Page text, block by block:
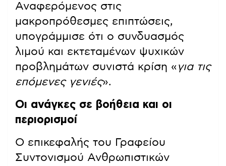
Αναφερόμενος στις
μακροπρόθεσμες επιπτώσεις,
υπογράμμισε ότι ο συνδυασμός
λιμού και εκτεταμένων ψυχικών
προβλημάτων συνιστά κρίση «για τις
επόμενες γενιές».
Οι ανάγκες σε βοήθεια και οι
περιορισμοί
Ο επικεφαλής του Γραφείου
Συντονισμού Ανθρωπιστικών